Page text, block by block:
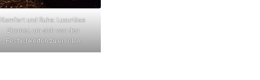
Komfort und Ruhe: Luxuriöse
Zimmer, um sich von den
Festlichkeiten zu erholen